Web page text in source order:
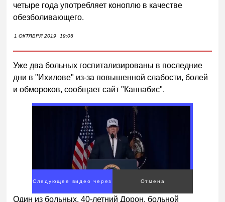
четыре года употребляет коноплю в качестве
обезболивающего.
1 ОКТЯБРЯ 2019 19:05
Уже два больных госпитализированы в последние
дни в "Ихилове" из-за повышенной слабости, болей
и обмороков, сообщает сайт "Каннабис".
Следующее видео через
1
Отмена
Один из больных, 40-летний Дорон, больной